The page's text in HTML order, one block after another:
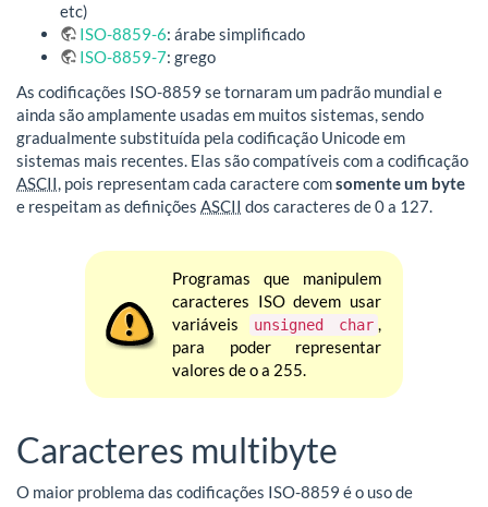
etc)
ISO-8859-6: árabe simplificado
ISO-8859-7: grego
As codificações ISO-8859 se tornaram um padrão mundial e
ainda são amplamente usadas em muitos sistemas, sendo
gradualmente substituída pela codificação Unicode em
sistemas mais recentes. Elas são compatíveis com a codificação
ASCII, pois representam cada caractere comsomente um byte
e respeitam as definições ASCII dos caracteres de 0 a 127.
Programas que manipulem
caracteres ISO devem usar
variáveis
unsigned char ,
para poder representar
valores de o a 255.
Caracteres multibyte
O maior problema das codificações ISO-8859 é o uso de